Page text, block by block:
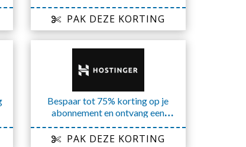
PAK DEZE KORTING
Bespaar tot 75% korting op je
abonnement en ontvang een
gratis domein
PAK DEZE KORTING